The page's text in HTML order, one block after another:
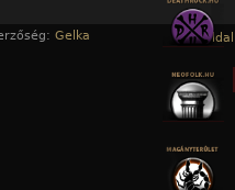
A házban kialakított belső
toronyszoba azonban már
fények, a mennyezet gótikus
a szoba falait teljesen beborító
erős széláramlat „az
elevenséget”(6) ad. De
maga mondja ki, hogy
mintázatú bútorzatban
hogy „ópium nyűgeivel hálózott
De lehet, hogy az olvasó nem is
még sokkal
Gelka « Főoldal